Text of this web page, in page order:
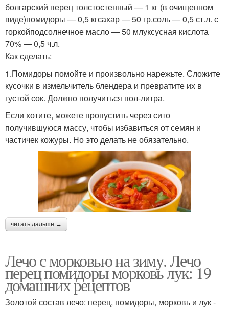
болгарский перец толстостенный — 1 кг (в очищенном
виде)помидоры — 0,5 кгсахар — 50 гр.соль — 0,5 ст.л. с
горкойподсолнечное масло — 50 млуксусная кислота
70% — 0,5 ч.л.
Как сделать:
1.Помидоры помойте и произвольно нарежьте. Сложите
кусочки в измельчитель блендера и превратите их в
густой сок. Должно получиться пол-литра.
Если хотите, можете пропустить через сито
получившуюся массу, чтобы избавиться от семян и
частичек кожуры. Но это делать не обязательно.
читать дальше →
Лечо с морковью на зиму. Лечо
перец помидоры морковь лук: 19
домашних рецептов
Золотой состав лечо: перец, помидоры, морковь и лук -